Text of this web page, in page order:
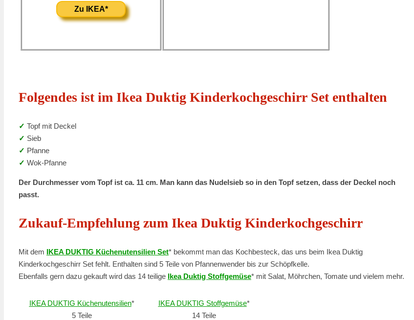
Zu IKEA*
Folgendes ist im Ikea Duktig Kinderkochgeschirr Set enthalten
✓ Topf mit Deckel
✓ Sieb
✓ Pfanne
✓ Wok-Pfanne
Der Durchmesser vom Topf ist ca. 11 cm. Man kann das Nudelsieb so in den Topf setzen, dass der Deckel noch
passt.
Zukauf-Empfehlung zum Ikea Duktig Kinderkochgeschirr
Mit dem IKEA DUKTIG Küchenutensilien Set* bekommt man das Kochbesteck, das uns beim Ikea Duktig
Kinderkochgeschirr Set fehlt. Enthalten sind 5 Teile von Pfannenwender bis zur Schöpfkelle.
Ebenfalls gern dazu gekauft wird das 14 teilige Ikea Duktig Stoffgemüse* mit Salat, Möhrchen, Tomate und vielem mehr.
IKEA DUKTIG Küchenutensilien*
5 Teile
IKEA DUKTIG Stoffgemüse*
14 Teile